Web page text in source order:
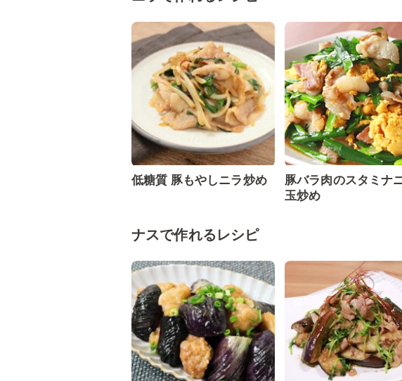
低糖質 豚もやしニラ炒め
豚バラ肉のスタミナ
玉炒め
ナスで作れるレシピ